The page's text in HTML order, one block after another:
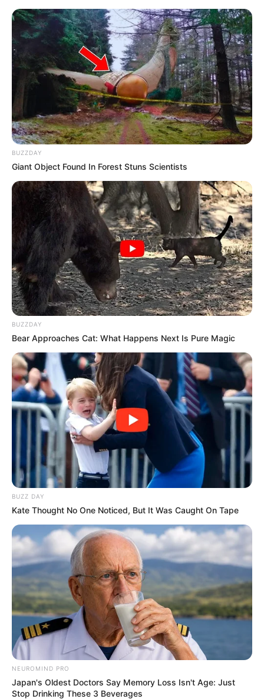
HOME
Home > Brasil > Enfermagem > Notícia >
Enfermeiro salva pai e
filho em situação crítica.
Enfermeiro salva pai e filho em
situação crítica.
05:00
Caminhonete quase submersa. No detalhe, enfermeiro
Enfermeiro salva pai e filho em situação crítica.
Publicado
JASB em 15.janeiro.2026. Atualizado
22
.julho .2026.
WhatsApp: Rede do JASB |No interior do Rio Grande do Sul,um
enfermeiro salvou um pai e seu filho
que estavam presos em
uma caminhonete quase submersa, em uma estrada crítica
conhecida como “socavão”.
BUZZDAY
Giant Object Found In Forest Stuns Scientists
BUZZDAY
Bear Approaches Cat: What Happens Next Is Pure Magic
BUZZ DAY
Kate Thought No One Noticed, But It Was Caught On Tape
NEUROMIND PRO
Japan's Oldest Doctors Say Memory Loss Isn't Age: Just
Stop Drinking These 3 Beverages